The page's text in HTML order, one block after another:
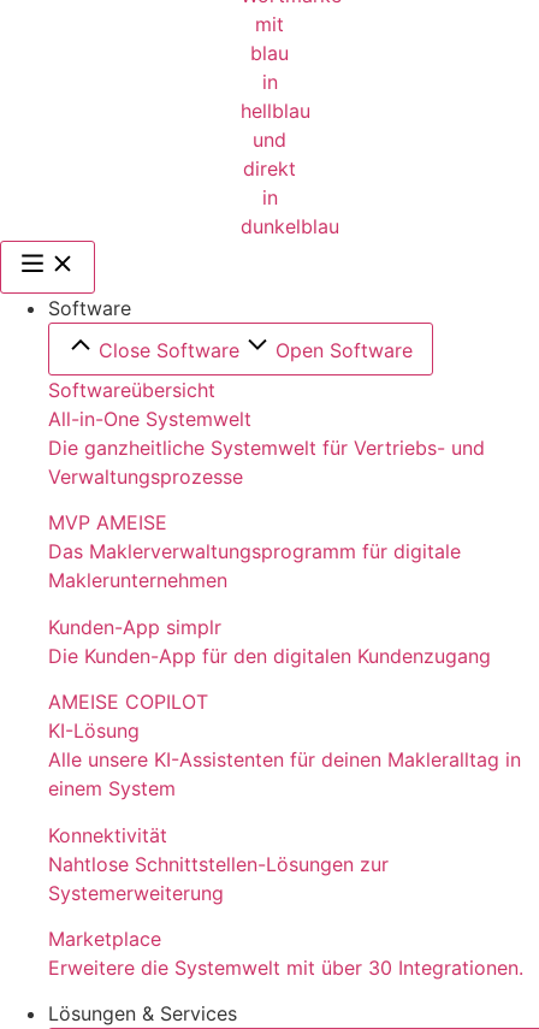
Software
Close Software
Open Software
Softwareübersicht
All-in-One Systemwelt
Die ganzheitliche Systemwelt für Vertriebs- und
Verwaltungsprozesse
MVP AMEISE
Das Maklerverwaltungsprogramm für digitale
Maklerunternehmen
Kunden-App simplr
Die Kunden-App für den digitalen Kundenzugang
AMEISE COPILOT
KI-Lösung
Alle unsere KI-Assistenten für deinen Makleralltag in
einem System
Konnektivität
Nahtlose Schnittstellen-Lösungen zur
Systemerweiterung
Marketplace
Erweitere die Systemwelt mit über 30 Integrationen.
Lösungen & Services